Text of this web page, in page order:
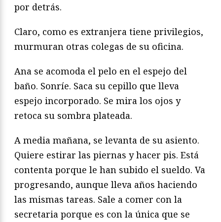
por detrás.
Claro, como es extranjera tiene privilegios,
murmuran otras colegas de su oficina.
Ana se acomoda el pelo en el espejo del
baño. Sonríe. Saca su cepillo que lleva
espejo incorporado. Se mira los ojos y
retoca su sombra plateada.
A media mañana, se levanta de su asiento.
Quiere estirar las piernas y hacer pis. Está
contenta porque le han subido el sueldo. Va
progresando, aunque lleva años haciendo
las mismas tareas. Sale a comer con la
secretaria porque es con la única que se